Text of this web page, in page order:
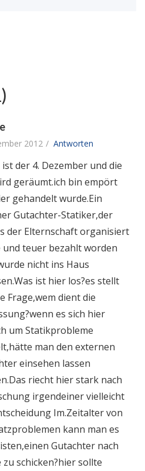
2012 Antworten
der 4. Dezember und die
geräumt.ich bin empört
gehandelt wurde.Ein
Gutachter-Statiker,der
der Elternschaft organisiert
und teuer bezahlt worden
nicht ins Haus
ist hier los?es stellt
Frage,wem dient die
es sich hier
um Statikprobleme
man den externen
einsehen lassen
riecht hier stark nach
irgendeiner vielleicht
Im.Zeitalter von
kann man es
Gutachter nach
zu schicken?hier sollte